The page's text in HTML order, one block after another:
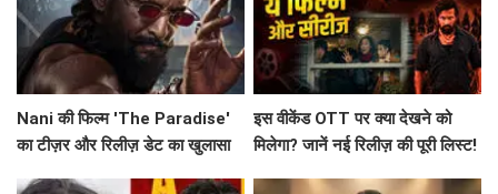
Nani की फिल्म 'The Paradise'
का टीज़र और रिलीज़ डेट का खुलासा
इस वीकेंड OTT पर क्या देखने को
मिलेगा? जानें नई रिलीज़ की पूरी लिस्ट!